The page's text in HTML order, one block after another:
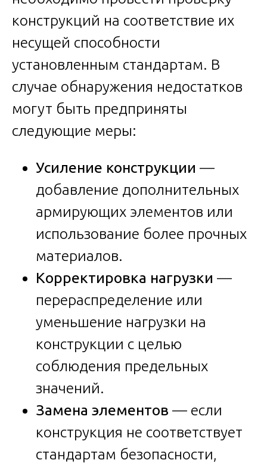
конструкций на соответствие их
несущей способности
установленным стандартам. В
случае обнаружения недостатков
могут быть предприняты
следующие меры:
Усиление конструкции —
добавление дополнительных
армирующих элементов или
использование более прочных
материалов.
Корректировка нагрузки —
перераспределение или
уменьшение нагрузки на
конструкции с целью
соблюдения предельных
значений.
Замена элементов — если
конструкция не соответствует
стандартам безопасности,